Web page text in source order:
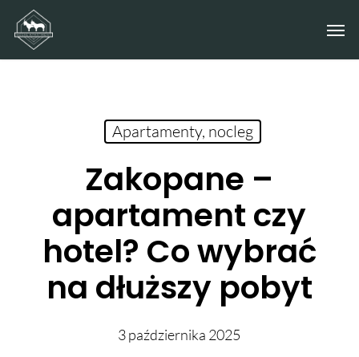
Skip
main
Apartamenty, nocleg
Zakopane –
apartament czy
hotel? Co wybrać
na dłuższy pobyt
3 października 2025